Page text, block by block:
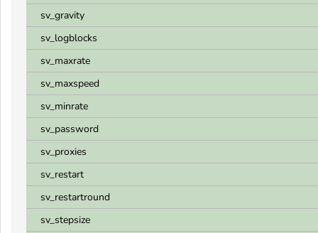
sv_gravity
sv_logblocks
sv_maxrate
sv_maxspeed
sv_minrate
sv_password
sv_proxies
sv_restart
sv_restartround
sv_stepsize